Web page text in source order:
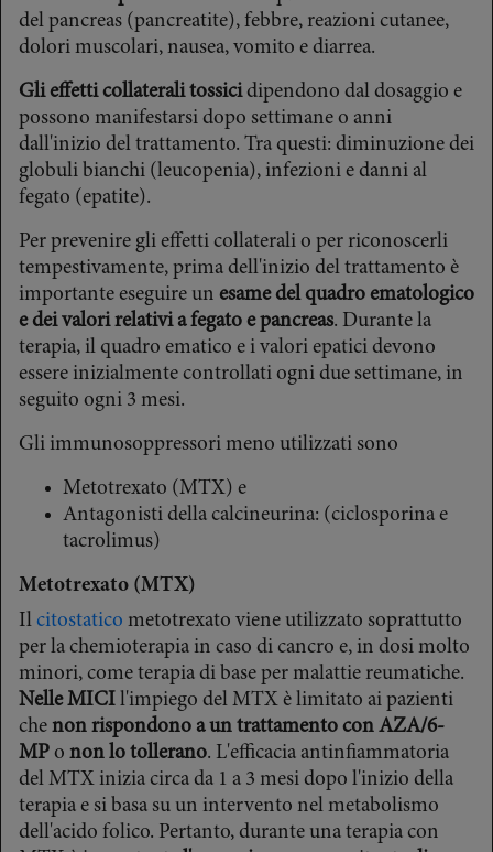
del pancreas (pancreatite), febbre, reazioni cutanee,
dolori muscolari, nausea, vomito e diarrea.
Gli effetti collaterali tossicidipendono dal dosaggio e
possono manifestarsi dopo settimane o anni
dall'inizio del trattamento. Tra questi: diminuzione dei
globuli bianchi (leucopenia), infezioni e danni al
fegato (epatite).
Per prevenire gli effetti collaterali o per riconoscerli
tempestivamente, prima dell'inizio del trattamento è
importante eseguire un esame del quadro ematologico
e dei valori relativi a fegato e pancreas. Durante la
terapia, il quadro ematico e i valori epatici devono
essere inizialmente controllati ogni due settimane, in
seguito ogni 3 mesi.
Gli immunosoppressori meno utilizzati sono
Metotrexato (MTX) e
Antagonisti della calcineurina: (ciclosporina e
tacrolimus)
Metotrexato (MTX)
Il citostatico metotrexato viene utilizzato soprattutto
per la chemioterapia in caso di cancro e, in dosi molto
minori, come terapia di base per malattie reumatiche.
Nelle MICI l'impiego del MTX è limitato ai pazienti
che non rispondono a un trattamento con AZA/6-
MP o non lo tollerano. L'efficacia antinfiammatoria
del MTX inizia circa da 1 a 3 mesi dopo l'inizio della
terapia e si basa su un intervento nel metabolismo
dell'acido folico. Pertanto, durante una terapia con